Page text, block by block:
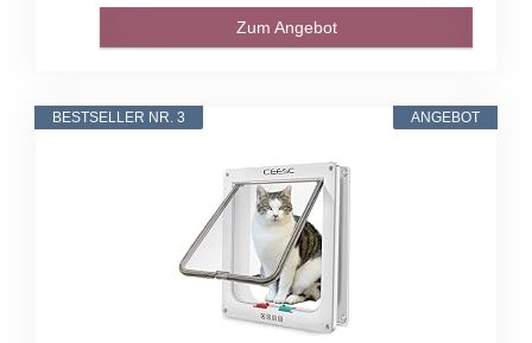
Zum Angebot
ANGEBOT
BESTSELLER NR. 3